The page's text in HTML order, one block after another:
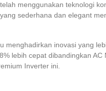
menggunakan teknologi
sederhana dan elegant
menghadirkan inovasi yang
lebih cepat dibandingkan
Inverter ini.